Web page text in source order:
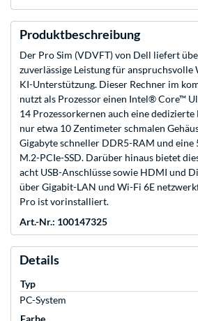
Produktbeschreibung
Der Pro Sim (VDVFT) von Dell liefert
zuverlässige Leistung für
KI-Unterstützung. Dieser Rechner im
nutzt als Prozessor einen Intel® Core™
14 Prozessorkernen auch eine
nur etwa 10 Zentimeter schmalen
Gigabyte schneller DDR5-RAM und eine
M.2-PCIe-SSD. Darüber hinaus bietet
acht USB-Anschlüsse sowie HDMI und
über Gigabit-LAN und Wi-Fi 6E
Pro ist vorinstalliert.
Art.-Nr.: 100147325
Details
Typ
PC-System
Farbe